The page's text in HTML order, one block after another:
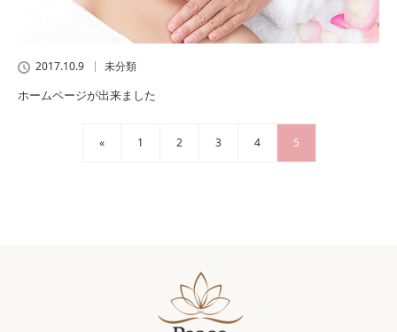
2017.10.9 未分類
ホームページが出来ました
« 1 2 3 4 5